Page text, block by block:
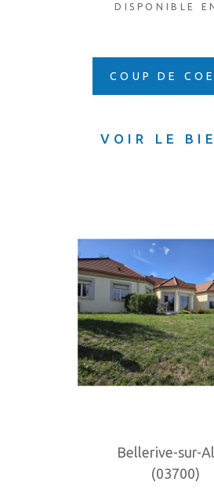
DISPONIBLE
COUP DE
VOIR LE
Bellerive-sur-
(03700)